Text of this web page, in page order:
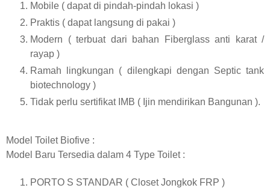
Mobile ( dapat di pindah-pindah lokasi )
Praktis ( dapat langsung di pakai )
Modern ( terbuat dari bahan Fiberglass anti karat /
rayap )
Ramah lingkungan ( dilengkapi dengan Septic tank
biotechnology )
Tidak perlu sertifikat IMB ( Ijin mendirikan Bangunan ).
Model Toilet Biofive :
Model Baru Tersedia dalam 4 Type Toilet :
PORTO S STANDAR ( Closet Jongkok FRP )